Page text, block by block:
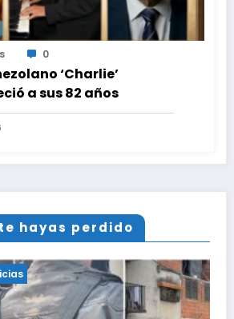
0
‘Charlie’
a sus 82 años
hayas perdido